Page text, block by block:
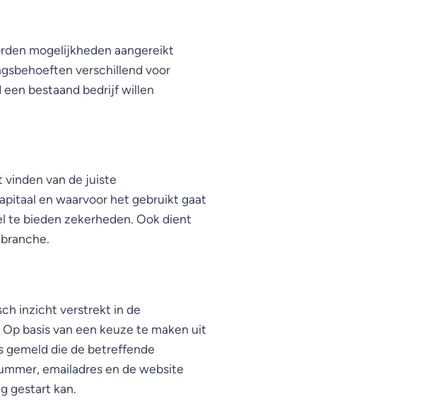
mogelijkheden aangereikt
verschillend voor
bestaand bedrijf willen
van de juiste
en waarvoor het gebruikt gaat
bieden zekerheden. Ook dient
inzicht verstrekt in de
basis van een keuze te maken uit
gemeld die de betreffende
emailadres en de website
gestart kan.